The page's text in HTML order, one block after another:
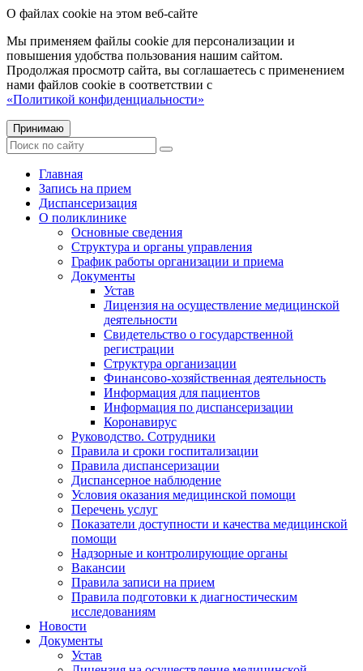
О файлах cookie на этом веб-сайте
Мы применяем файлы cookie для персонализации и
повышения удобства пользования нашим сайтом.
Продолжая просмотр сайта, вы соглашаетесь с применением
нами файлов cookie в соответствии с
«Политикой конфиденциальности»
Принимаю
Главная
Запись на прием
Диспансеризация
О поликлинике
Основные сведения
Структура и органы управления
График работы организации и приема
Документы
Устав
Лицензия на осуществление медицинской
деятельности
Свидетельство о государственной
регистрации
Структура организации
Финансово-хозяйственная деятельность
Информация для пациентов
Информация по диспансеризации
Коронавирус
Руководство. Сотрудники
Правила и сроки госпитализации
Правила диспансеризации
Диспансерное наблюдение
Условия оказания медицинской помощи
Перечень услуг
Показатели доступности и качества медицинской
помощи
Надзорные и контролирующие органы
Вакансии
Правила записи на прием
Правила подготовки к диагностическим
исследованиям
Новости
Документы
Устав